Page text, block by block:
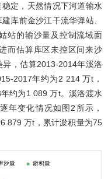
定，天然情况下河道输水
库前金沙江干流华弹站、
站的输沙量及控制流域面
而估算库区未控区间来沙
，估算2013-2014年溪洛
2017年约为2 214 万t，
约为1 089 万t。溪洛渡水
年变化情况如图2 所示，
879 万t，累计淤积量为75